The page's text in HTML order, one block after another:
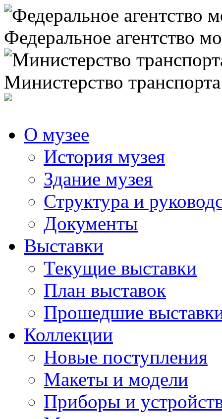
Федеральное агентство
Министерство
О музее
История музея
Здание музея
Структура и
Документы
Выставки
Текущие выставки
План выставок
Прошедшие
Коллекции
Новые поступления
Макеты и модели
Приборы и